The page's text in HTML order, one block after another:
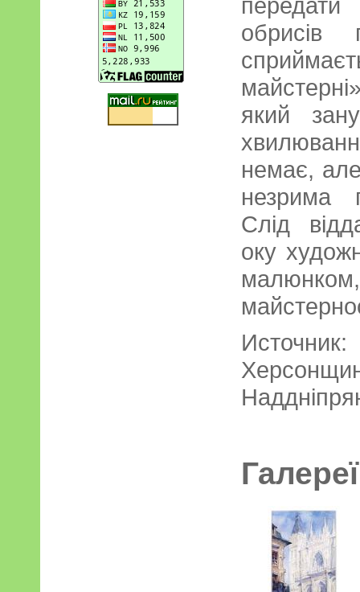
обрисів
який
немає,
незрима
Слід
оку
Галереї